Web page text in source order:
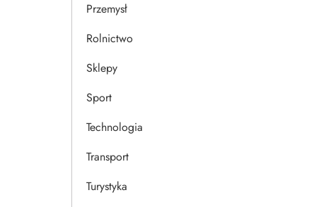
Przemysł
Rolnictwo
Sklepy
Sport
Technologia
Transport
Turystyka